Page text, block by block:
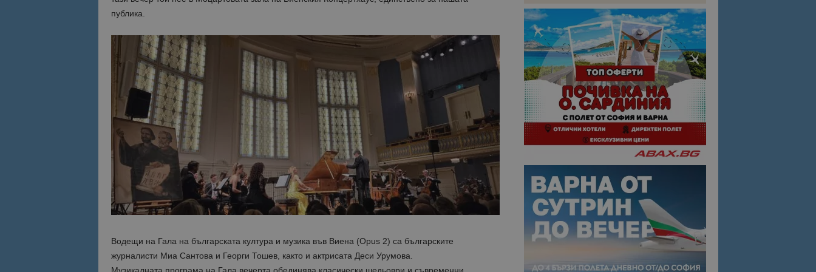
публика.
Водещи на Гала на българската култура и музика във Виена (Opus 2) са българските
журналисти Миа Сантова и Георги Тошев, както и актрисата Деси Урумова.
Музикалната програма на Гала вечерта обединява класически шедьоври и съвременни